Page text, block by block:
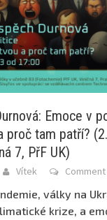
Emoce v
proč tam patří?
7, PřF UK)
Vítek Comment
války na
krize, a